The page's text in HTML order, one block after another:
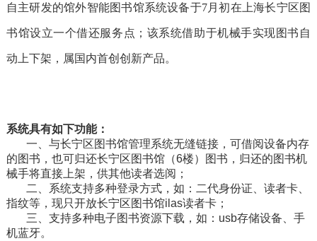
自主研发的馆外智能图书馆系统设备于7月初在上海长宁区图
书馆设立一个借还服务点；该系统借助于机械手实现图书自
动上下架，属国内首创创新产品。
系统具有如下功能：
一、与长宁区图书馆管理系统无缝链接，可借阅设备内存
的图书，也可归还长宁区图书馆（6楼）图书，归还的图书机
械手将直接上架，供其他读者选阅；
二、系统支持多种登录方式，如：二代身份证、读者卡、
指纹等，现只开放长宁区图书馆ilas读者卡；
三、支持多种电子图书资源下载，如：usb存储设备、手
机蓝牙。